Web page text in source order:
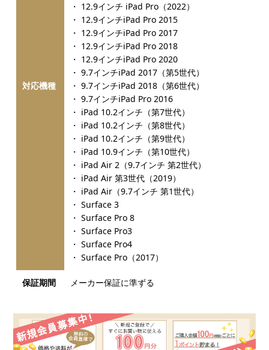
対応機種
・ 12.9インチ iPad Pro（2022）
・ 12.9インチiPad Pro 2015
・ 12.9インチiPad Pro 2017
・ 12.9インチiPad Pro 2018
・ 12.9インチiPad Pro 2020
・ 9.7インチiPad 2017（第5世代）
・ 9.7インチiPad 2018（第6世代）
・ 9.7インチiPad Pro 2016
・ iPad 10.2インチ（第7世代）
・ iPad 10.2インチ（第8世代）
・ iPad 10.2インチ（第9世代）
・ iPad 10.9インチ（第10世代）
・ iPad Air 2（9.7インチ 第2世代）
・ iPad Air 第3世代（2019）
・ iPad Air（9.7インチ 第1世代）
・ Surface 3
・ Surface Pro 8
・ Surface Pro3
・ Surface Pro4
・ Surface Pro（2017）
保証期間 メーカー保証に準ずる